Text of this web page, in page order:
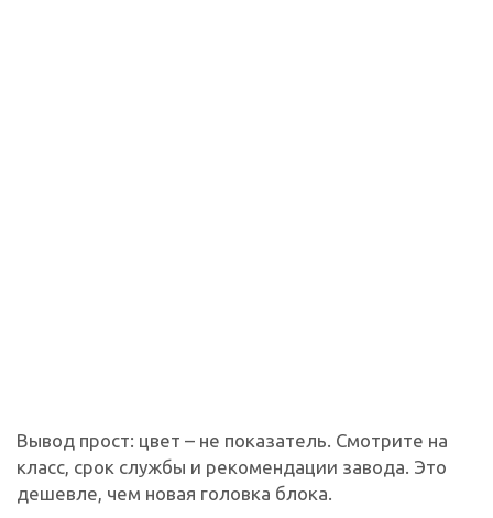
Вывод прост: цвет – не показатель. Смотрите на
класс, срок службы и рекомендации завода. Это
дешевле, чем новая головка блока.